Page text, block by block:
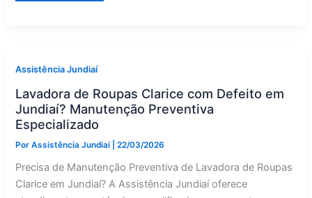
de
Gás
Assistência Jundiaí
Lavadora de Roupas Clarice com Defeito em
Jundiaí? Manutenção Preventiva
Especializado
PorAssistência Jundiaí |22/03/2026
Precisa de Manutenção Preventiva de Lavadora de Roupas
Clarice em Jundiaí? A Assistência Jundiaí oferece